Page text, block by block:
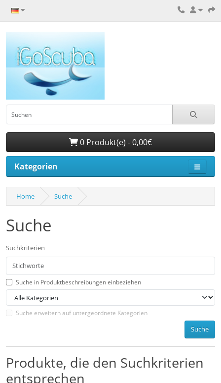
0 Produkt(e) - 0,00€
Kategorien
Home Suche
Suche
Suchkriterien
Suche in Produktbeschreibungen einbeziehen
Suche erweitern auf untergeordnete Kategorien
Suche
Produkte, die den Suchkriterien
entsprechen